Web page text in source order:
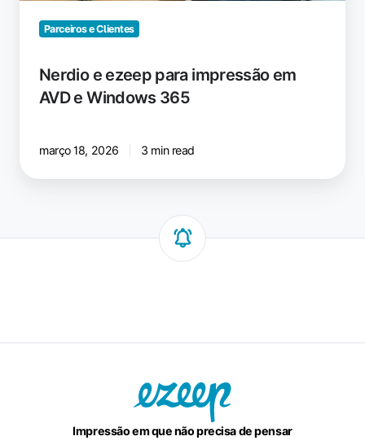
365
Parceiros e Clientes
Nerdio e ezeep para impressão em
AVD e Windows 365
março 18, 2026 3 min read
Impressão em que não precisa de pensar